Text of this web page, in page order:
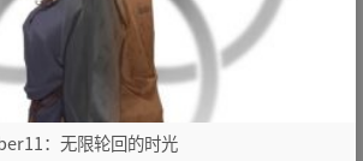
：无限轮回的时光